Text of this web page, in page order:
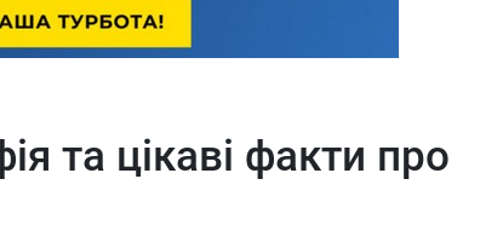
та цікаві факти про